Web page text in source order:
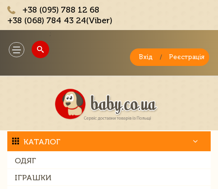
+38 (095) 788 12 68
+38 (068) 784 43 24(Viber)
Toggle
navigation
Вхід / Реєстрація
КАТАЛОГ
ОДЯГ
ІГРАШКИ